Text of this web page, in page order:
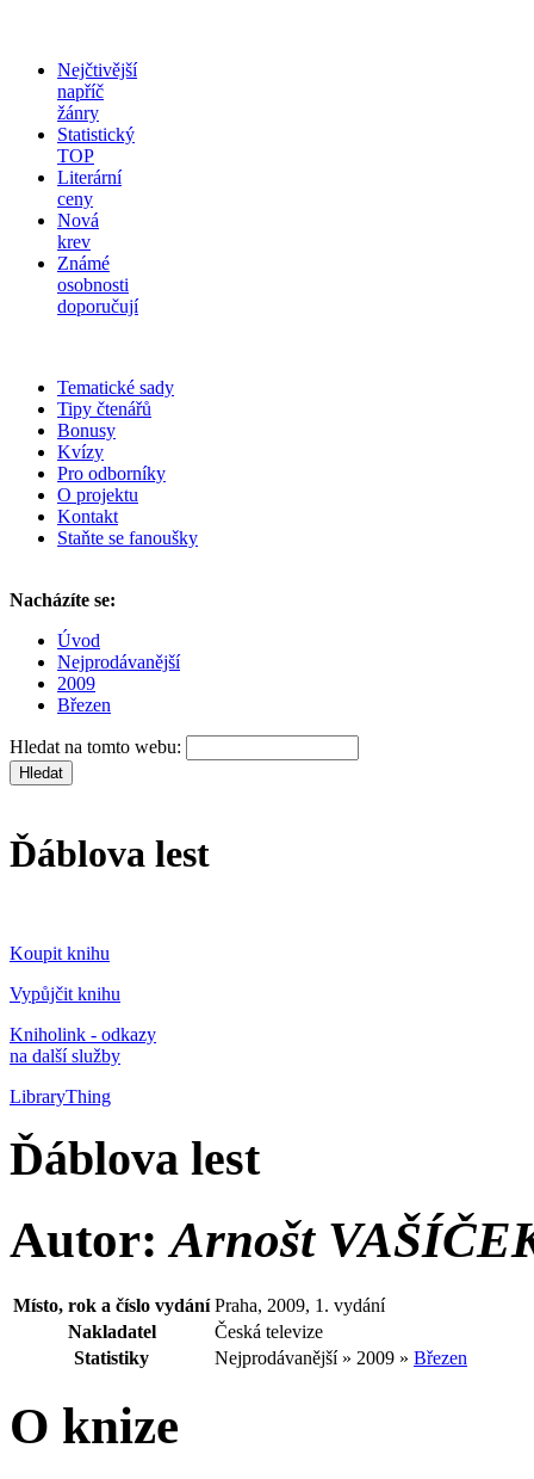
Nejčtivější
napříč
žánry
Statistický
TOP
Literární
ceny
Nová
krev
Známé
osobnosti
doporučují
Tematické sady
Tipy čtenářů
Bonusy
Kvízy
Pro odborníky
O projektu
Kontakt
Staňte se fanoušky
Nacházíte se:
Úvod
Nejprodávanější
2009
Březen
Hledat na tomto webu:
Ďáblova lest
Koupit knihu
Vypůjčit knihu
Kniholink - odkazy
na další služby
LibraryThing
Ďáblova lest
Autor:Arnošt
Místo, rok a číslo vydání Praha, 2009, 1. vydání
Nakladatel
Česká televize
Statistiky
Nejprodávanější » 2009 » Březen
O knize